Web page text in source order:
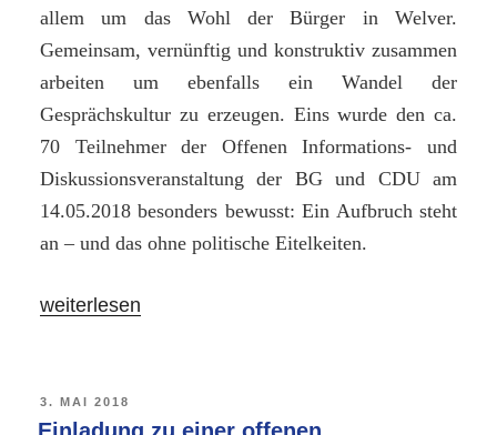
allem um das Wohl der Bürger in Welver.
Gemeinsam, vernünftig und konstruktiv zusammen
arbeiten um ebenfalls ein Wandel der
Gesprächskultur zu erzeugen. Eins wurde den ca.
70 Teilnehmer der Offenen Informations- und
Diskussionsveranstaltung der BG und CDU am
14.05.2018 besonders bewusst: Ein Aufbruch steht
an – und das ohne politische Eitelkeiten.
„Bürgerbeteiligung
Erfolg
weiterlesen
VERÖFFENTLICHT
AM
3. MAI 2018